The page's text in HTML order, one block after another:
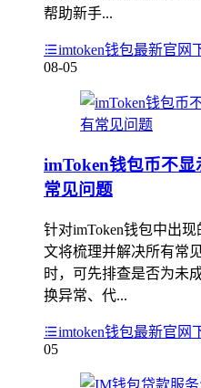
帮助新手...
imtoken钱包最新官网
08-05
imToken钱包币不
常见问题
针对imToken钱包中出
文将梳理并解决所有常
时，可先排查是否为未
换异常、代...
imtoken钱包最新官网
05